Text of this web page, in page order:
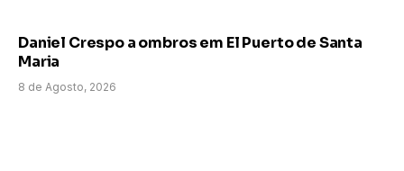
Daniel Crespo a ombros em El Puerto de Santa
Maria
8 de Agosto, 2026